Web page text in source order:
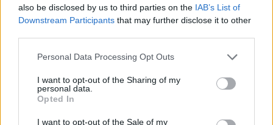
also be disclosed by us to third parties on the IAB’s List of
Downstream Participants that may further disclose it to other
Please note that this website/app uses one or more Google
not limited to your visit or usage behaviour. You may click to
grant or deny consent to Google and its third-party tags to
use your data for below specified purposes in below Google
consent section.
Personal Data Processing Opt Outs
I want to opt-out of the Sharing of my
personal data.
Opted In
I want to opt-out of the Sale of my